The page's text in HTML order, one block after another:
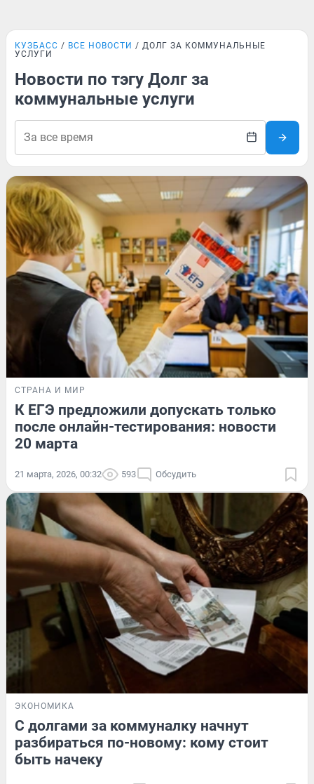
КУЗБАСС ВСЕ НОВОСТИ
ДОЛГ ЗА КОММУНАЛЬНЫЕ
УСЛУГИ
Новости по тэгу Долг за
коммунальные услуги
СТРАНА И МИР
К ЕГЭ предложили допускать только
после онлайн-тестирования: новости
20 марта
21 марта, 2026, 00:32 593 Обсудить
ЭКОНОМИКА
С долгами за коммуналку начнут
разбираться по-новому: кому стоит
быть начеку